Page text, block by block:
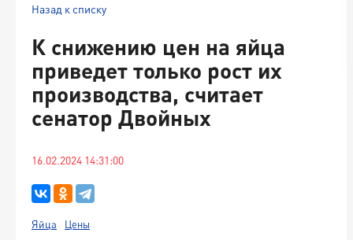
Назад к списку
К снижению цен на яйца
приведет только рост их
производства, считает
сенатор Двойных
16.02.2024 14:31:00
Яйца Цены